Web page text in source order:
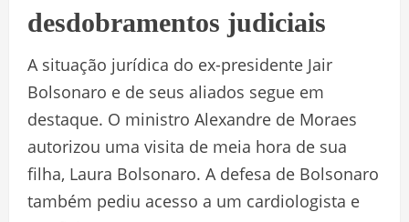
desdobramentos judiciais
A situação jurídica do ex-presidente Jair
Bolsonaro e de seus aliados segue em
destaque. O ministro Alexandre de Moraes
autorizou uma visita de meia hora de sua
filha, Laura Bolsonaro. A defesa de Bolsonaro
também pediu acesso a um cardiologista e